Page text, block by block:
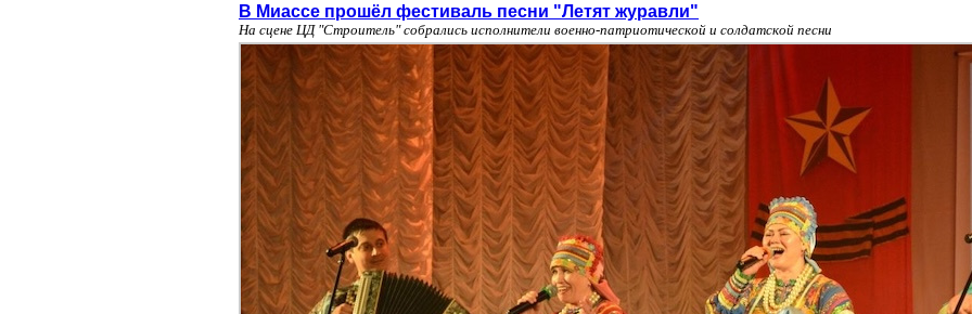
В Миассе прошёл фестиваль песни "Летят журавли"
На сцене ЦД "Строитель" собрались исполнители военно-патриотической и солдатской песни